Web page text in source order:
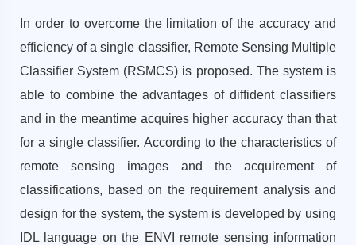
In order to overcome the limitation of the accuracy and
efficiency of a single classifier, Remote Sensing Multiple
Classifier System (RSMCS) is proposed. The system is
able to combine the advantages of diffident classifiers
and in the meantime acquires higher accuracy than that
for a single classifier. According to the characteristics of
remote sensing images and the acquirement of
classifications, based on the requirement analysis and
design for the system, the system is developed by using
IDL language on the ENVI remote sensing information